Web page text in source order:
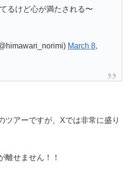
るけど心が満たされる〜
March 8,
ツアーですが、Xでは非常に盛り
離せません！！